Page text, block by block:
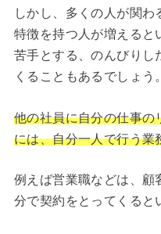
しかし、多くの人が関
特徴を持つ人が増えると
苦手とする、のんびりし
くることもあるでしょう。
他の社員に自分の仕事の
には、自分一人で行う業
例えば営業職などは、顧
分で契約をとってくると